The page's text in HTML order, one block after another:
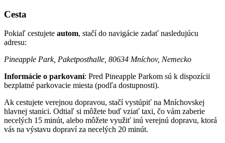
Cesta
Pokiaľ cestujete autom, stačí do navigácie zadať nasledujúcu
adresu:
Pineapple Park, Paketposthalle, 80634 Mníchov, Nemecko
Informácie o parkovaní: Pred Pineapple Parkom sú k dispozícii
bezplatné parkovacie miesta (podľa dostupnosti).
Ak cestujete verejnou dopravou, stačí vystúpiť na Mníchovskej
hlavnej stanici. Odtiaľ si môžete buď vziať taxi, čo vám zaberie
necelých 15 minút, alebo môžete využiť inú verejnú dopravu, ktorá
vás na výstavu dopraví za necelých 20 minút.